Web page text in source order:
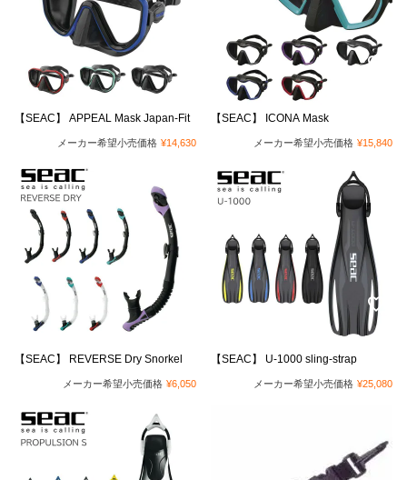
【SEAC】 APPEAL Mask Japan-Fit
メーカー希望小売価格 ¥14,630
【SEAC】 ICONA Mask
メーカー希望小売価格 ¥15,840
【SEAC】 REVERSE Dry Snorkel
メーカー希望小売価格 ¥6,050
【SEAC】 U-1000 sling-strap
メーカー希望小売価格 ¥25,080